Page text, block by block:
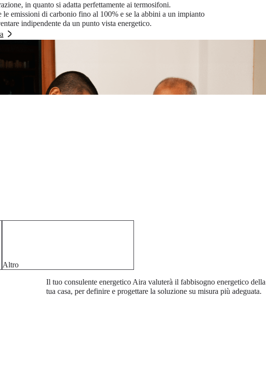
in quanto si adatta perfettamente ai termosifoni.
le emissioni di carbonio fino al 100% e se la abbini a un impianto
indipendente da un punto vista energetico.
Altro
Il tuo consulente energetico Aira valuterà il fabbisogno energetico della
tua casa, per definire e progettare la soluzione su misura più adeguata.